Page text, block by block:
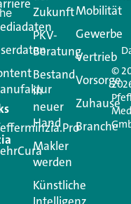
Sie einen
Adresse wird nicht
Felder sind mit
Zukunft
PKV-
Beratung
Bestand
in
neuer
Hand
Makler
werden
Künstliche
Mobilität
Gewerbe
Vertrieb
Vorsorge
Zuhause
Branche
©